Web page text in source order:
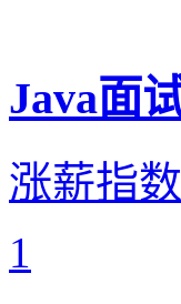
Java面
涨薪指数
1